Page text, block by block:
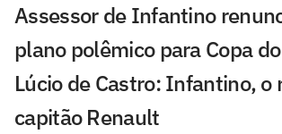
Assessor de Infantino
plano polêmico para Copa
Lúcio de Castro: Infantino, o
capitão Renault